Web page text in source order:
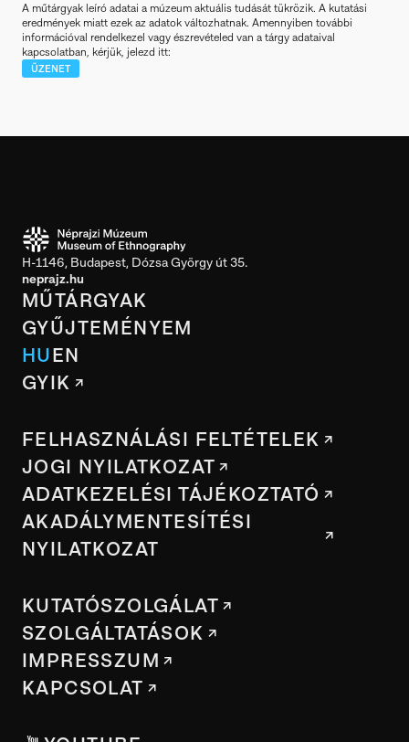
A műtárgyak leíró adatai a múzeum aktuális tudását tükrözik. A kutatási
eredmények miatt ezek az adatok változhatnak. Amennyiben további
információval rendelkezel vagy észrevételed van a tárgy adataival
kapcsolatban, kérjük, jelezd itt:
ÜZENET
H-1146, Budapest, Dózsa György út 35.
neprajz.hu
MŰTÁRGYAK
GYŰJTEMÉNYEM
HUEN
GYIK
FELHASZNÁLÁSI FELTÉTELEK
JOGI NYILATKOZAT
ADATKEZELÉSI TÁJÉKOZTATÓ
AKADÁLYMENTESÍTÉSI
NYILATKOZAT
KUTATÓSZOLGÁLAT
SZOLGÁLTATÁSOK
IMPRESSZUM
KAPCSOLAT